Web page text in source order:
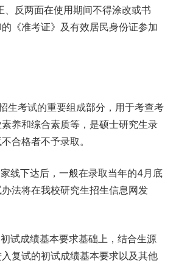
、反两面在使用期间不得涂改或书
《准考证》及有效居民身份证参加
生考试的重要组成部分，用于考查考
养和综合素质等，是硕士研究生录
合格者不予录取。
线下达后，一般在录取当年的4月底
法将在我校研究生招生信息网发
试成绩基本要求基础上，结合生源
复试的初试成绩基本要求以及其他